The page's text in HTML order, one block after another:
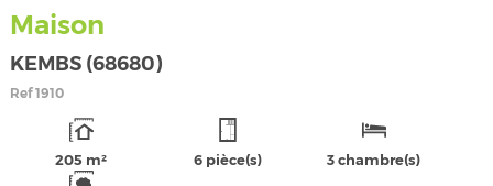
Maison
KEMBS (68680)
Ref1910
205 m² 6 pièce(s) 3 chambre(s)